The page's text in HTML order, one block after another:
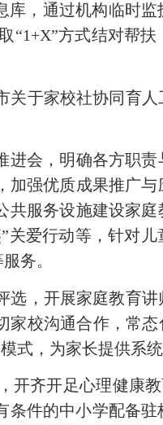
库，通过机构临时
“1+X”方式结对帮扶
关于家校社协同育人
进会，明确各方职
， 加强优质成果推广
服务设施建设家
关爱行动等，针对
务。
选， 开展家庭教育讲
家校沟通合作，常态
式， 为家长提供系
开齐开足心理健康
条件的中小学配备驻